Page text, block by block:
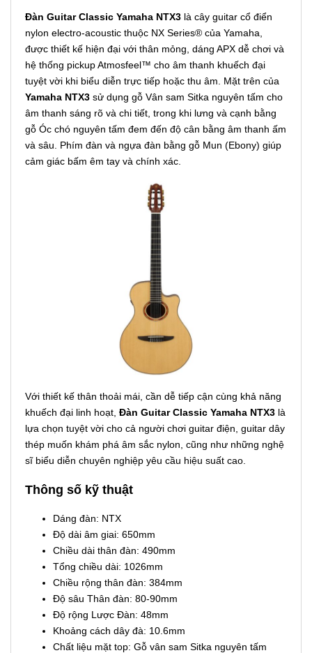
Đàn Guitar Classic Yamaha NTX3 là cây guitar cổ điển
nylon electro-acoustic thuộc NX Series® của Yamaha,
được thiết kế hiện đại với thân mỏng, dáng APX dễ chơi và
hệ thống pickup Atmosfeel™ cho âm thanh khuếch đại
tuyệt vời khi biểu diễn trực tiếp hoặc thu âm. Mặt trên của
Yamaha NTX3 sử dụng gỗ Vân sam Sitka nguyên tấm cho
âm thanh sáng rõ và chi tiết, trong khi lưng và cạnh bằng
gỗ Óc chó nguyên tấm đem đến độ cân bằng âm thanh ấm
và sâu. Phím đàn và ngựa đàn bằng gỗ Mun (Ebony) giúp
cảm giác bấm êm tay và chính xác.
Với thiết kế thân thoải mái, cần dễ tiếp cận cùng khả năng
khuếch đại linh hoạt, Đàn Guitar Classic Yamaha NTX3 là
lựa chọn tuyệt vời cho cả người chơi guitar điện, guitar dây
thép muốn khám phá âm sắc nylon, cũng như những nghệ
sĩ biểu diễn chuyên nghiệp yêu cầu hiệu suất cao.
Thông số kỹ thuật
Dáng đàn: NTX
Độ dài âm giai: 650mm
Chiều dài thân đàn: 490mm
Tổng chiều dài: 1026mm
Chiều rộng thân đàn: 384mm
Độ sâu Thân đàn: 80-90mm
Độ rộng Lược Đàn: 48mm
Khoảng cách dây đà: 10.6mm
Chất liệu mặt top: Gỗ vân sam Sitka nguyên tấm